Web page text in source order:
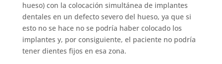
hueso) con la colocación simultánea de implantes
dentales en un defecto severo del hueso, ya que si
esto no se hace no se podría haber colocado los
implantes y, por consiguiente, el paciente no podría
tener dientes fijos en esa zona.